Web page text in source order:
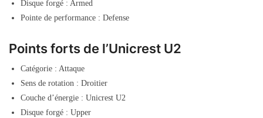
Disque forgé : Armed
Pointe de performance : Defense
Points forts de l’Unicrest U2
Catégorie : Attaque
Sens de rotation : Droitier
Couche d’énergie : Unicrest U2
Disque forgé : Upper